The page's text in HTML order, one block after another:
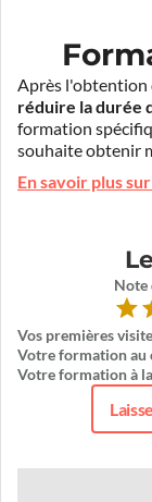
Après l'obtention
réduire la durée
formation
souhaite obtenir
En savoir plus
Note
Vos premières
Votre formation au
Votre formation à